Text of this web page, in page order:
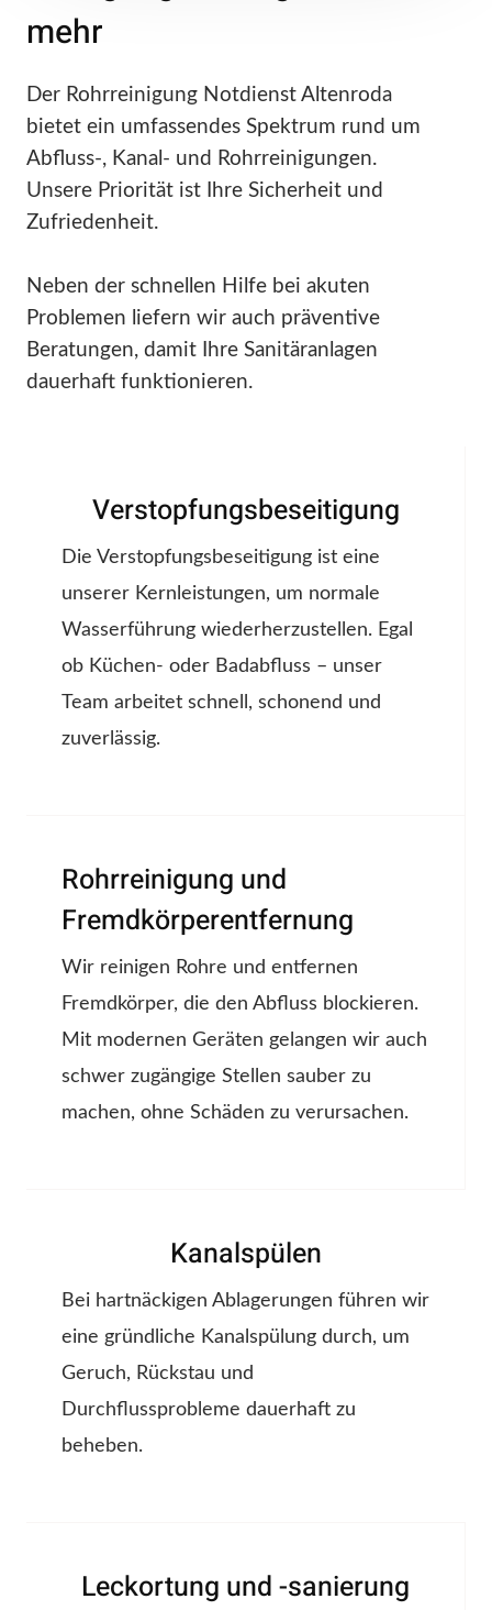
mehr
Der Rohrreinigung Notdienst Altenroda
bietet ein umfassendes Spektrum rund um
Abfluss-, Kanal- und Rohrreinigungen.
Unsere Priorität ist Ihre Sicherheit und
Zufriedenheit.
Neben der schnellen Hilfe bei akuten
Problemen liefern wir auch präventive
Beratungen, damit Ihre Sanitäranlagen
dauerhaft funktionieren.
Verstopfungsbeseitigung
Die Verstopfungsbeseitigung ist eine
unserer Kernleistungen, um normale
Wasserführung wiederherzustellen. Egal
ob Küchen- oder Badabfluss – unser
Team arbeitet schnell, schonend und
zuverlässig.
Rohrreinigung und
Fremdkörperentfernung
Wir reinigen Rohre und entfernen
Fremdkörper, die den Abfluss blockieren.
Mit modernen Geräten gelangen wir auch
schwer zugängige Stellen sauber zu
machen, ohne Schäden zu verursachen.
Kanalspülen
Bei hartnäckigen Ablagerungen führen wir
eine gründliche Kanalspülung durch, um
Geruch, Rückstau und
Durchflussprobleme dauerhaft zu
beheben.
Leckortung und -sanierung